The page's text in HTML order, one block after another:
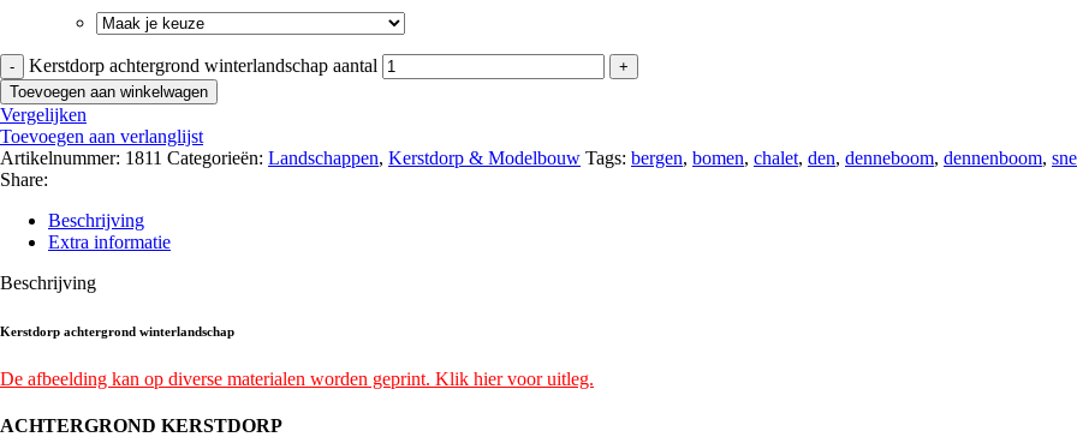
Kerstdorp achtergrond winterlandschap aantal
Toevoegen aan winkelwagen
Vergelijken
Toevoegen aan verlanglijst
Artikelnummer: 1811 Categorieën: Landschappen, Kerstdorp & Modelbouw Tags: bergen, bomen, chalet, den, denneboom, dennenboom,
Share:
Beschrijving
Extra informatie
Beschrijving
Kerstdorp achtergrond winterlandschap
De afbeelding kan op diverse materialen worden geprint. Klik hier voor uitleg.
ACHTERGROND KERSTDORP